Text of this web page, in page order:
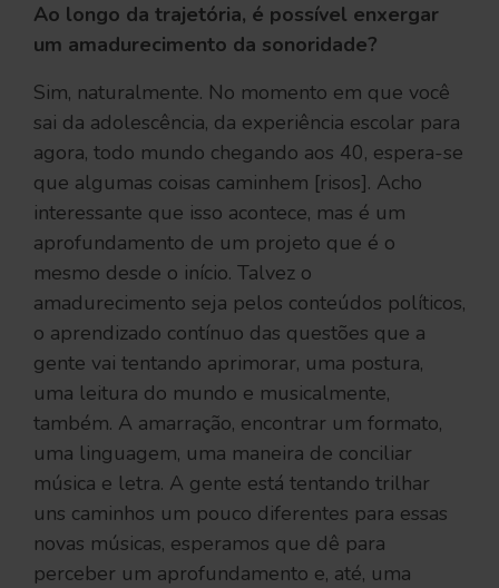
Ao longo da trajetória, é possível enxergar
um amadurecimento da sonoridade?
Sim, naturalmente. No momento em que você
sai da adolescência, da experiência escolar para
agora, todo mundo chegando aos 40, espera-se
que algumas coisas caminhem [risos]. Acho
interessante que isso acontece, mas é um
aprofundamento de um projeto que é o
mesmo desde o início. Talvez o
amadurecimento seja pelos conteúdos políticos,
o aprendizado contínuo das questões que a
gente vai tentando aprimorar, uma postura,
uma leitura do mundo e musicalmente,
também. A amarração, encontrar um formato,
uma linguagem, uma maneira de conciliar
música e letra. A gente está tentando trilhar
uns caminhos um pouco diferentes para essas
novas músicas, esperamos que dê para
perceber um aprofundamento e, até, uma